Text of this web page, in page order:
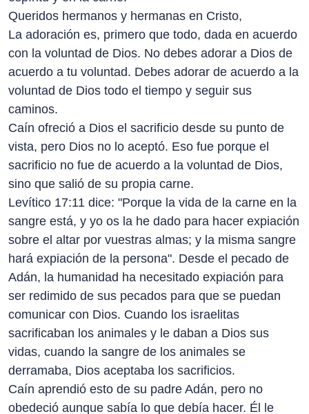
Queridos hermanos y hermanas en Cristo,
La adoración es, primero que todo, dada en acuerdo
con la voluntad de Dios. No debes adorar a Dios de
acuerdo a tu voluntad. Debes adorar de acuerdo a la
voluntad de Dios todo el tiempo y seguir sus
caminos.
Caín ofreció a Dios el sacrificio desde su punto de
vista, pero Dios no lo aceptó. Eso fue porque el
sacrificio no fue de acuerdo a la voluntad de Dios,
sino que salió de su propia carne.
Levítico 17:11 dice: "Porque la vida de la carne en la
sangre está, y yo os la he dado para hacer expiación
sobre el altar por vuestras almas; y la misma sangre
hará expiación de la persona". Desde el pecado de
Adán, la humanidad ha necesitado expiación para
ser redimido de sus pecados para que se puedan
comunicar con Dios. Cuando los israelitas
sacrificaban los animales y le daban a Dios sus
vidas, cuando la sangre de los animales se
derramaba, Dios aceptaba los sacrificios.
Caín aprendió esto de su padre Adán, pero no
obedeció aunque sabía lo que debía hacer. Él le